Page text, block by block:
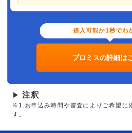
借入可能か1秒でわ
プロミスの詳細は
▶ 注釈
※1.お申込み時間や審査によりご希望に
す。